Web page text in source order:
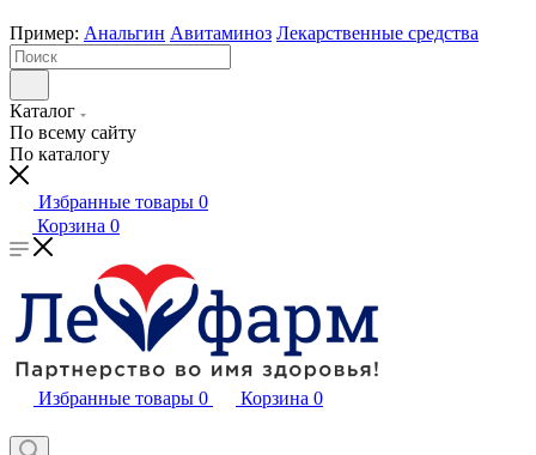
Пример: Анальгин Авитаминоз Лекарственные средства
Каталог
По всему сайту
По каталогу
Избранные товары 0
Корзина 0
Избранные товары 0 Корзина 0